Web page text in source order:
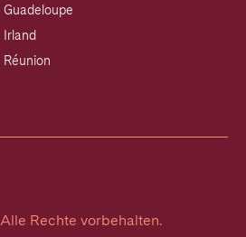
Guadeloupe
Irland
Réunion
Alle Rechte vorbehalten.